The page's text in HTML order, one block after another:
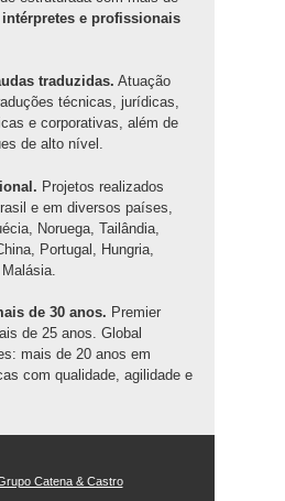
intérpretes e profissionais
traduzidas. Atuação
técnicas, jurídicas,
e corporativas, além de
de alto nível.
Projetos realizados
e em diversos países,
Noruega, Tailândia,
Portugal, Hungria,
de 30 anos. Premier
de 25 anos. Global
mais de 20 anos em
com qualidade, agilidade e
Catena & Castro